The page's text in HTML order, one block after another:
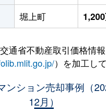
堀上町
通省不動産取引価格情
）を加工し
ンション売却事例（
12月）